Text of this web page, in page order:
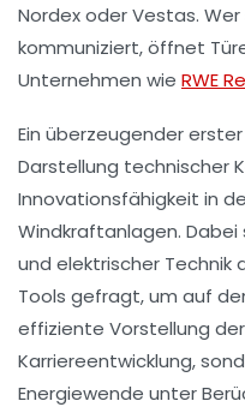
NordexoderVestas.
kommuniziert, öffnet
Unternehmen wie RWE
Ein überzeugender
Darstellung technischer
Innovationsfähigkeit in
Windkraftanlagen.
und elektrischer Technik
Tools gefragt, um auf
effiziente Vorstellung
Karriereentwicklung,
Energiewende unter